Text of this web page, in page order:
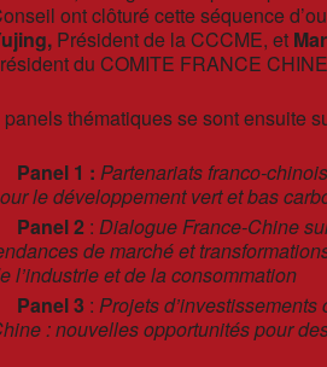
ont clôturé cette séquence
Président de la CCCME, et
du COMITE FRANCE
panels thématiques se sont ensuite
Panel 1 : Partenariats franco-
le développement vert et bas
Panel 2 :Dialogue France-Chine
de marché et
l’industrie et de la consommation
Panel 3 :Projets
: nouvelles opportunités pour